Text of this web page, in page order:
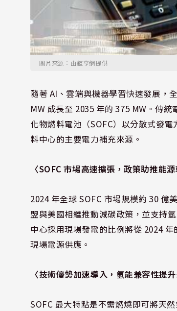
圖片來源：由鉅亨網提供
隨著 AI、雲端與機器學習快速發展，
MW 成長至 2035 年的 375 MW。傳
化物燃料電池（SOFC）以分散式發
料中心的主要電力補充來源。
〈SOFC 市場高速擴張，政策助推能源
2024 年全球 SOFC 市場規模約 30 億
盟與美國相繼推動減碳政策，並支持
中心採用現場發電的比例將從 2024
現場電源供應。
〈技術優勢加速導入，氫能兼容性提升
SOFC 最大特點是不需燃燒即可將天